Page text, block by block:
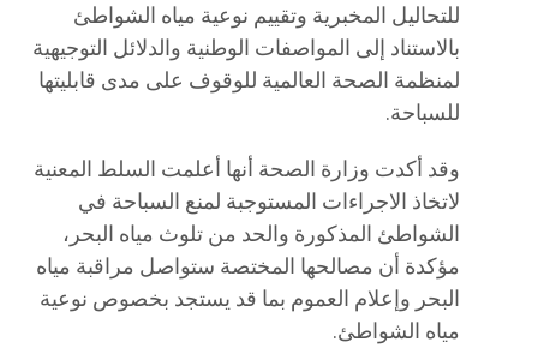
للتحاليل المخبرية وتقييم نوعية مياه الشواطئ
بالاستناد إلى المواصفات الوطنية والدلائل التوجيهية
لمنظمة الصحة العالمية للوقوف على مدى قابليتها
للسباحة.
وقد أكدت وزارة الصحة أنها أعلمت السلط المعنية
لاتخاذ الاجراءات المستوجبة لمنع السباحة في
الشواطئ المذكورة والحد من تلوث مياه البحر،
مؤكدة أن مصالحها المختصة ستواصل مراقبة مياه
البحر وإعلام العموم بما قد يستجد بخصوص نوعية
مياه الشواطئ.